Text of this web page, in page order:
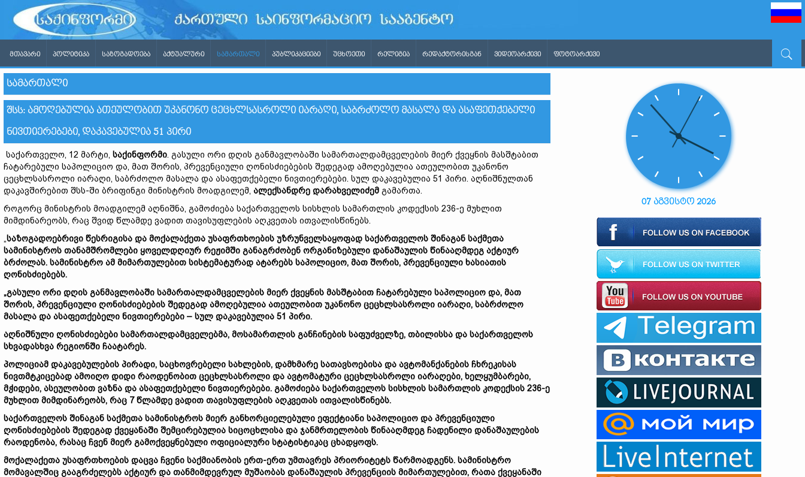
ᲛᲗᲐᲕᲐᲠᲘ ᲞᲝᲚᲘᲢᲘᲙᲐ ᲡᲐᲖᲝᲒᲐᲓᲝᲔᲑᲐ ᲐᲥᲢᲣᲐᲚᲣᲠᲘ ᲡᲐᲛᲐᲠᲗᲐᲚᲘ ᲞᲣᲑᲚᲘᲙᲐᲪᲘᲔᲑᲘ ᲣᲪᲮᲝᲔᲗᲘ ᲠᲔᲚᲘᲒᲘᲐ ᲠᲔᲓᲐᲥᲢᲝᲠᲘᲡᲒᲐᲜ ᲕᲘᲓᲔᲝᲐᲠᲥᲘᲕᲘ ᲤᲝᲢᲝᲐᲠᲥᲘᲕᲘ
ᲡᲐᲛᲐᲠᲗᲐᲚᲘ
ᲨᲡᲡ: ᲐᲛᲝᲦᲔᲑᲣᲚᲘᲐ ᲐᲗᲔᲣᲚᲝᲑᲘᲗ ᲣᲙᲐᲜᲝᲜᲝ ᲪᲔᲪᲮᲚᲡᲐᲡᲠᲝᲚᲘ ᲘᲐᲠᲐᲦᲘ, ᲡᲐᲑᲠᲫᲝᲚᲝ ᲛᲐᲡᲐᲚᲐ ᲓᲐ ᲐᲡᲐᲤᲔᲗᲥᲔᲑᲔᲚᲘ
ᲜᲘᲕᲗᲘᲔᲠᲔᲑᲔᲑᲘ, ᲓᲐᲙᲐᲕᲔᲑᲣᲚᲘᲐ 51 ᲞᲘᲠᲘ
საქართველო, 12 მარტი, საქინფორმი. გასული ორი დღის განმავლობაში სამართალდამცველების მიერ ქვეყნის მასშტაბით
ჩატარებული საპოლიციო და, მათ შორის, პრევენციული ღონისძიებების შედეგად ამოღებულია ათეულობით უკანონო
ცეცხლსასროლი იარაღი, საბრძოლო მასალა და ასაფეთქებელი ნივთიერებები. სულ დაკავებულია 51 პირი. აღნიშნულთან
დაკავშირებით შსს-ში ბრიფინგი მინისტრის მოადგილემ, ალექსანდრე დარახველიძემ გამართა.
როგორც მინისტრის მოადგილემ აღნიშნა, გამოძიება საქართველოს სისხლის სამართლის კოდექსის 236-ე მუხლით
მიმდინარეობს, რაც შვიდ წლამდე ვადით თავისუფლების აღკვეთას ითვალისწინებს.
„საზოგადოებრივი წესრიგისა და მოქალაქეთა უსაფრთხოების უზრუნველსაყოფად საქართველოს შინაგან საქმეთა
სამინისტროს თანამშრომლები ყოველდღიურ რეჟიმში განაგრძობენ ორგანიზებული დანაშაულის წინააღმდეგ აქტიურ
ბრძოლას. სამინისტრო ამ მიმართულებით სისტემატურად ატარებს საპოლიციო, მათ შორის, პრევენციული ხასიათის
ღონისძიებებს.
„გასული ორი დღის განმავლობაში სამართალდამცველების მიერ ქვეყნის მასშტაბით ჩატარებული საპოლიციო და, მათ
შორის, პრევენციული ღონისძიებების შედეგად ამოღებულია ათეულობით უკანონო ცეცხლსასროლი იარაღი, საბრძოლო
მასალა და ასაფეთქებელი ნივთიერებები – სულ დაკავებულია 51 პირი.
აღნიშნული ღონისძიებები სამართალდამცველებმა, მოსამართლის განჩინების საფუძველზე, თბილისსა და საქართველოს
სხვადასხვა რეგიონში ჩაატარეს.
პოლიციამ დაკავებულების პირადი, საცხოვრებელი სახლების, დამხმარე სათავსოებისა და ავტომანქანების ჩხრეკისას
ნივთმტკიცებად ამოიღო დიდი რაოდენობით ცეცხლსასროლი და ავტომატური ცეცხლსასროლი იარაღები, ხელყუმბარები,
მჭიდები, ასეულობით ვაზნა და ასაფეთქებელი ნივთიერებები. გამოძიება საქართველოს სისხლის სამართლის კოდექსის 236-ე
მუხლით მიმდინარეობს, რაც 7 წლამდე ვადით თავისუფლების აღკვეთას ითვალისწინებს.
საქართველოს შინაგან საქმეთა სამინისტროს მიერ განხორციელებული ეფექტიანი საპოლიციო და პრევენციული
ღონისძიებების შედეგად ქვეყანაში შემცირებულია სიცოცხლისა და ჯანმრთელობის წინააღმდეგ ჩადენილი დანაშაულების
რაოდენობა, რასაც ჩვენ მიერ გამოქვეყნებული ოფიციალური სტატისტიკაც ცხადყოფს.
მოქალაქეთა უსაფრთხოების დაცვა ჩვენი საქმიანობის ერთ-ერთ უმთავრეს პრიორიტეტს წარმოადგენს. სამინისტრო
მომავალშიც გააგრძელებს აქტიურ და თანმიმდევრულ მუშაობას დანაშაულის პრევენციის მიმართულებით, რათა ქვეყანაში
07 აგვისტო 2026